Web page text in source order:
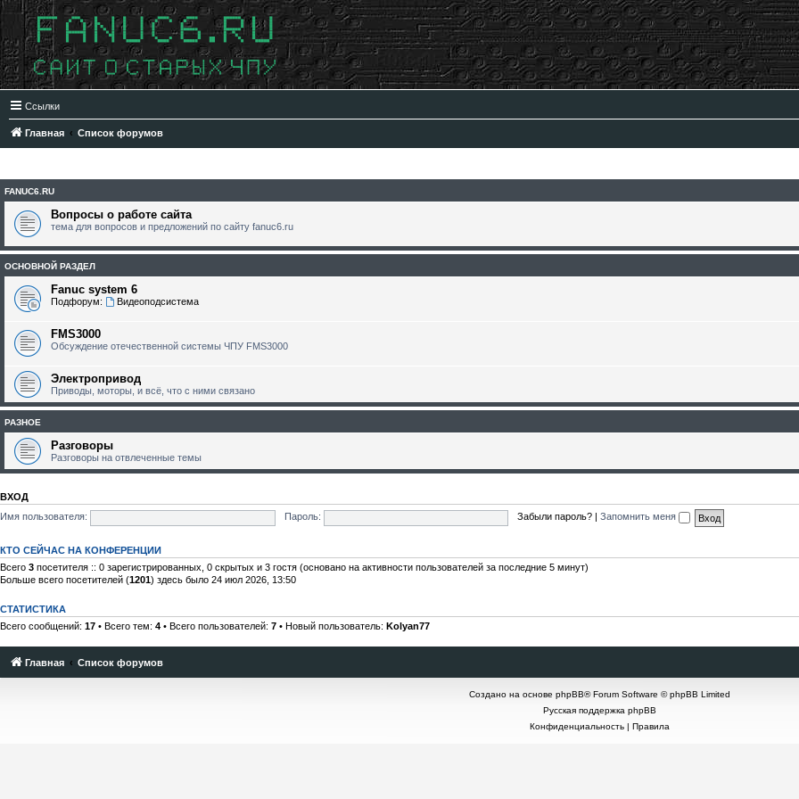
Ссылки
Главная Список форумов
FANUC6.RU
Вопросы о работе сайта
тема для вопросов и предложений по сайту fanuc6.ru
ОСНОВНОЙ РАЗДЕЛ
Fanuc system 6
Подфорум: Видеоподсистема
FMS3000
Обсуждение отечественной системы ЧПУ FMS3000
Электропривод
Приводы, моторы, и всё, что с ними связано
РАЗНОЕ
Разговоры
Разговоры на отвлеченные темы
ВХОД
Имя пользователя:
Пароль: Забыли пароль? Запомнить меня
КТО СЕЙЧАС НА КОНФЕРЕНЦИИ
Всего 3 посетителя :: 0 зарегистрированных, 0 скрытых и 3 гостя (основано на активности пользователей за последние 5 минут)
Больше всего посетителей (1201) здесь было 24 июл 2026, 13:50
СТАТИСТИКА
Всего сообщений: 17 • Всего тем: 4 • Всего пользователей: 7 • Новый пользователь: Kolyan77
Главная Список форумов
Создано на основе phpBB® Forum Software © phpBB Limited
Русская поддержка phpBB
Конфиденциальность| Правила